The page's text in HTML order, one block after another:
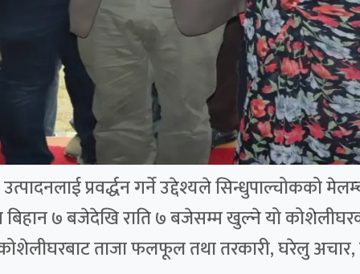
प्रवर्द्धन गर्ने उद्देश्यले सिन्धुपाल्चोकको
७ बजेदेखि राति ७ बजेसम्म खुल्ने यो
ताजा फलफूल तथा तरकारी, घरेलु